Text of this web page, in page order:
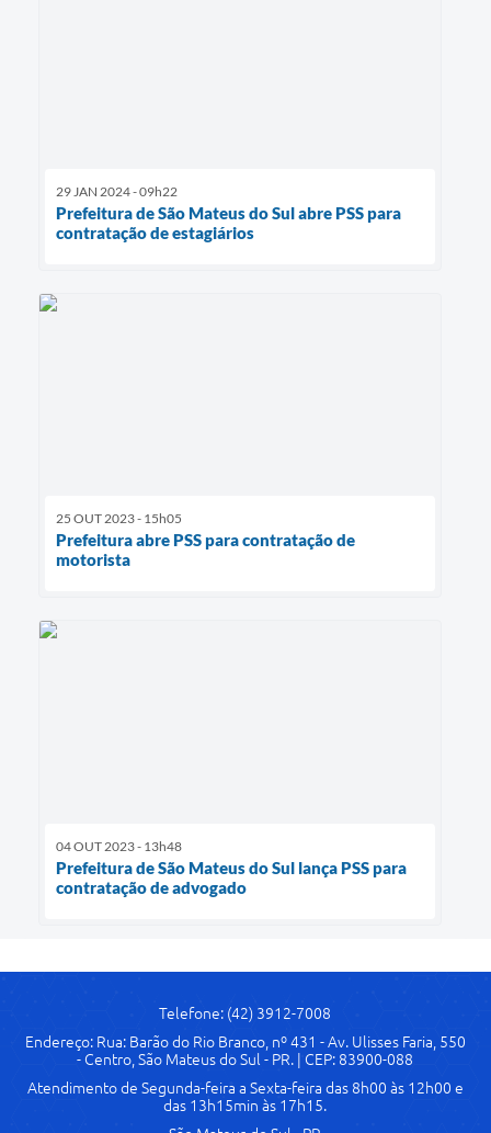
29 JAN 2024 - 09h22
Prefeitura de São Mateus do Sul abre PSS para
contratação de estagiários
25 OUT 2023 - 15h05
Prefeitura abre PSS para contratação de
motorista
04 OUT 2023 - 13h48
Prefeitura de São Mateus do Sul lança PSS para
contratação de advogado
Telefone: (42) 3912-7008
Endereço: Rua: Barão do Rio Branco, nº 431 - Av. Ulisses Faria, 550
- Centro, São Mateus do Sul - PR. | CEP: 83900-088
Atendimento de Segunda-feira a Sexta-feira das 8h00 às 12h00 e
das 13h15min às 17h15.